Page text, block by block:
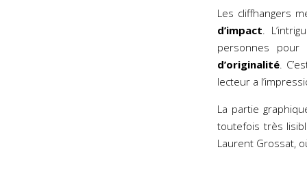
Les cliffhangers
d’impact.
personnes pour
d’originalité.
lecteur a
La partie
toutefois très
Laurent Grossat,